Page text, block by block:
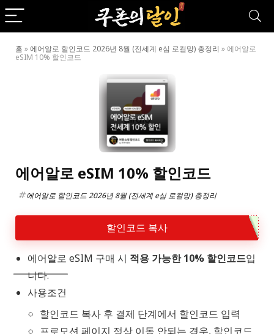
홈 »에어알로 할인코드 2026년 8월 (전세계 e심 로컬망) 총정리 »에어알로
eSIM 10% 할인코드
에어알로 eSIM 10% 할인코드
에어알로 할인코드 2026년 8월 (전세계 e심 로컬망) 총정리
할인코드 복사
에어알로 eSIM 구매 시 적용 가능한 10% 할인코드입
니다.
사용조건
할인코드 복사 후 결제 단계에서 할인코드 입력
프로모션 페이지 정상 이동 안되는 경우, 할인코드